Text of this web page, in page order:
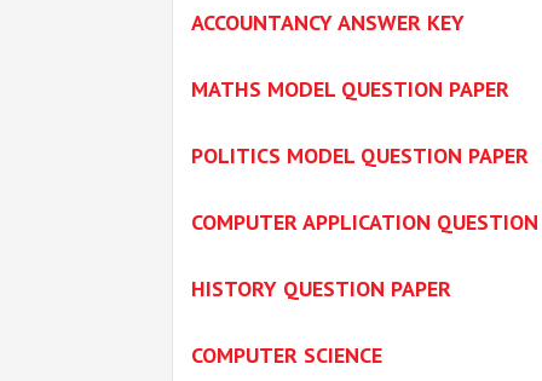
ACCOUNTANCY ANSWER KEY
MATHS MODEL QUESTION PAPER
POLITICS MODEL QUESTION PAPER
COMPUTER APPLICATION QUESTION
HISTORY QUESTION PAPER
COMPUTER SCIENCE